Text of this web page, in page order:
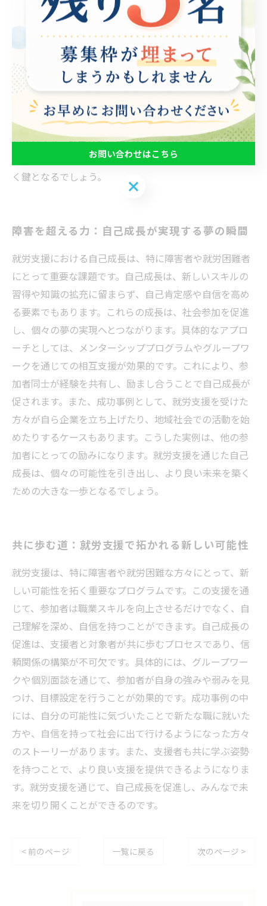
ング、グループ活動などを通じて、自己理解を深めさせ
ることができます。また、成功事例を共有することで、
他の参加者の意欲を刺激し、共感を得られる環境を作り
出すことが可能です。自己肯定感が高まれば、さらなる
挑戦に対しても前向きになり、自らの可能性を広げるこ
とができるのです。 このように、自己成長を促進する取
り組みは、参加者自身が未来を描く力を身につける助け
となります。就労支援に携わるすべての人々が、持続可
能な成長を促す環境を整えることが、より良い社会を築
く鍵となるでしょう。
障害を超える力：自己成長が実現する夢の瞬間
就労支援における自己成長は、特に障害者や就労困難者
にとって重要な課題です。自己成長は、新しいスキルの
習得や知識の拡充に留まらず、自己肯定感や自信を高め
る要素でもあります。これらの成長は、社会参加を促進
し、個々の夢の実現へとつながります。具体的なアプロ
ーチとしては、メンターシッププログラムやグループワ
ークを通じての相互支援が効果的です。これにより、参
加者同士が経験を共有し、励まし合うことで自己成長が
促されます。また、成功事例として、就労支援を受けた
方々が自ら企業を立ち上げたり、地域社会での活動を始
めたりするケースもあります。こうした実例は、他の参
加者にとっての励みになります。就労支援を通じた自己
成長は、個々の可能性を引き出し、より良い未来を築く
ための大きな一歩となるでしょう。
共に歩む道：就労支援で拓かれる新しい可能性
就労支援は、特に障害者や就労困難な方々にとって、新
しい可能性を拓く重要なプログラムです。この支援を通
じて、参加者は職業スキルを向上させるだけでなく、自
己理解を深め、自信を持つことができます。自己成長の
促進は、支援者と対象者が共に歩むプロセスであり、信
頼関係の構築が不可欠です。具体的には、グループワー
クや個別面談を通じて、参加者が自身の強みや弱みを見
つけ、目標設定を行うことが効果的です。成功事例の中
には、自分の可能性に気づいたことで新たな職に就いた
方や、自信を持って社会に出て行けるようになった方々
のストーリーがあります。また、支援者も共に学ぶ姿勢
を持つことで、より良い支援を提供できるようになりま
す。就労支援を通じて、自己成長を促進し、みんなで未
来を切り開くことができるのです。
< 前のページ 一覧に戻る 次のページ >
お問い合わせはこちら
お問い合わせはこちら